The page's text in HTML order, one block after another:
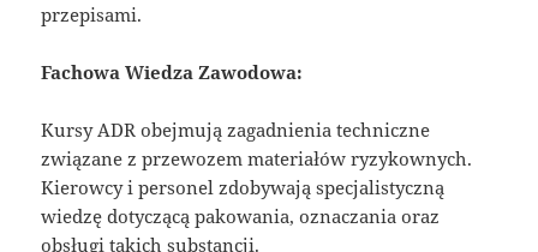
przepisami.
Fachowa Wiedza Zawodowa:
Kursy ADR obejmują zagadnienia techniczne
związane z przewozem materiałów ryzykownych.
Kierowcy i personel zdobywają specjalistyczną
wiedzę dotyczącą pakowania, oznaczania oraz
obsługi takich substancji.